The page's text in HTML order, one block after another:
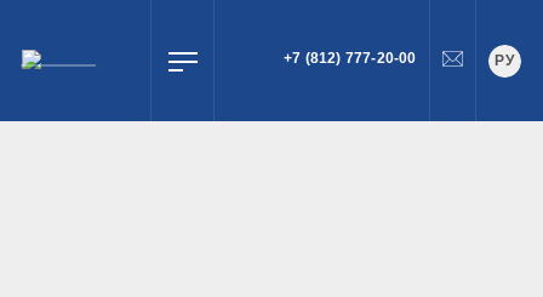
ПОИСК
+7 (812) 777-20-00 РУ